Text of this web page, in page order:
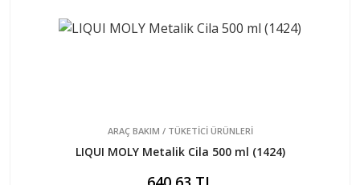
ARAÇ BAKIM / TÜKETİCİ ÜRÜNLERİ
LIQUI MOLY Metalik Cila 500 ml (1424)